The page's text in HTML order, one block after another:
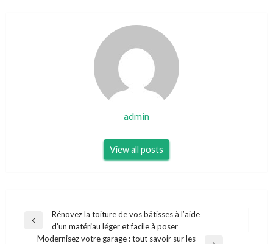
admin
View all posts
Navigation
de
Previous
Post
Rénovez la toiture de vos bâtisses à l’aide
d’un matériau léger et facile à poser
Modernisez votre garage : tout savoir sur les